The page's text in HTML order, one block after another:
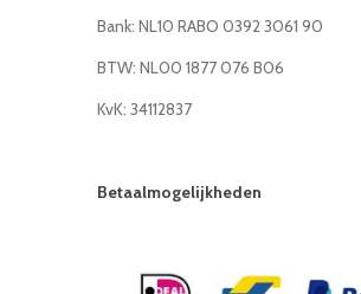
Bank: NL10 RABO 0392 3061 90
BTW: NL00 1877 076 B06
KvK: 34112837
Betaalmogelijkheden